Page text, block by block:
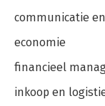
communicatie
economie
financieel
inkoop en